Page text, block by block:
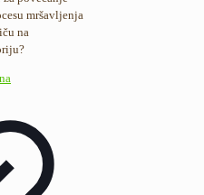
mršavljenja
na